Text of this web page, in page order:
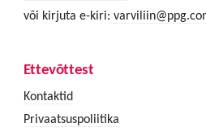
või kirjuta e-kiri:
Ettevõttest
Kontaktid
Privaatsuspoliitika